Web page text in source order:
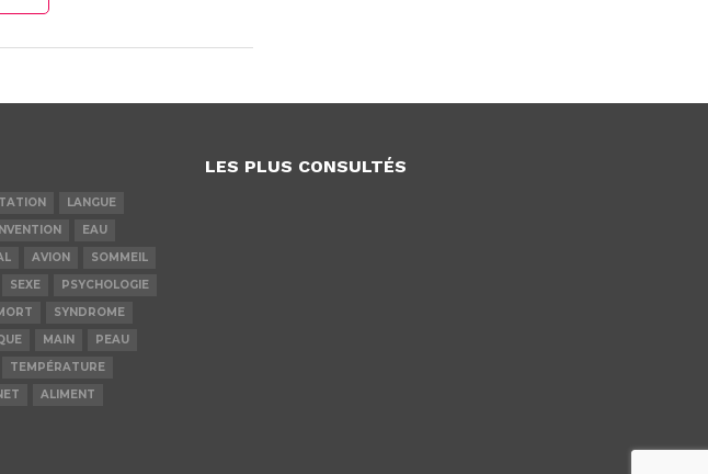
LANGUE
INVENTION
EAU
AVION
SOMMEIL
SEXE
PSYCHOLOGIE
SYNDROME
MAIN
PEAU
TEMPÉRATURE
ALIMENT
LES PLUS CONSULTÉS